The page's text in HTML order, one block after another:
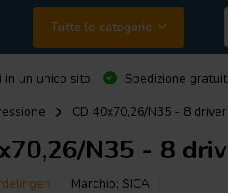
Tutte le categorie
un unico sito
Spedizione
CD 40x70,26/N35 - 8
N35 - 8
Marchio: SICA